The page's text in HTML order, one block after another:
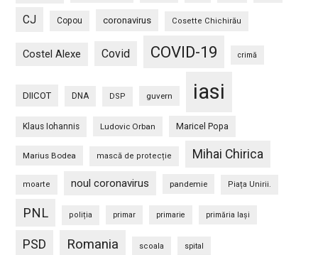
CJ Copou coronavirus Cosette Chichirău
Costel Alexe Covid COVID-19 crimă
DIICOT DNA DSP guvern iasi
Klaus Iohannis Ludovic Orban Maricel Popa
Marius Bodea mască de protecție Mihai Chirica
moarte noul coronavirus pandemie Piața Unirii.
PNL poliția primar primarie primăria Iași
PSD Romania scoala spital